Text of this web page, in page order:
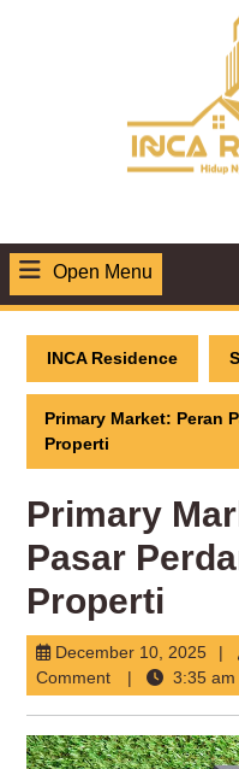
Open Menu
INCA Residence
Primary Market: Peran
Properti
Primary
Pasar
Properti
December 10, 2025
10,
Comment
3:35 am